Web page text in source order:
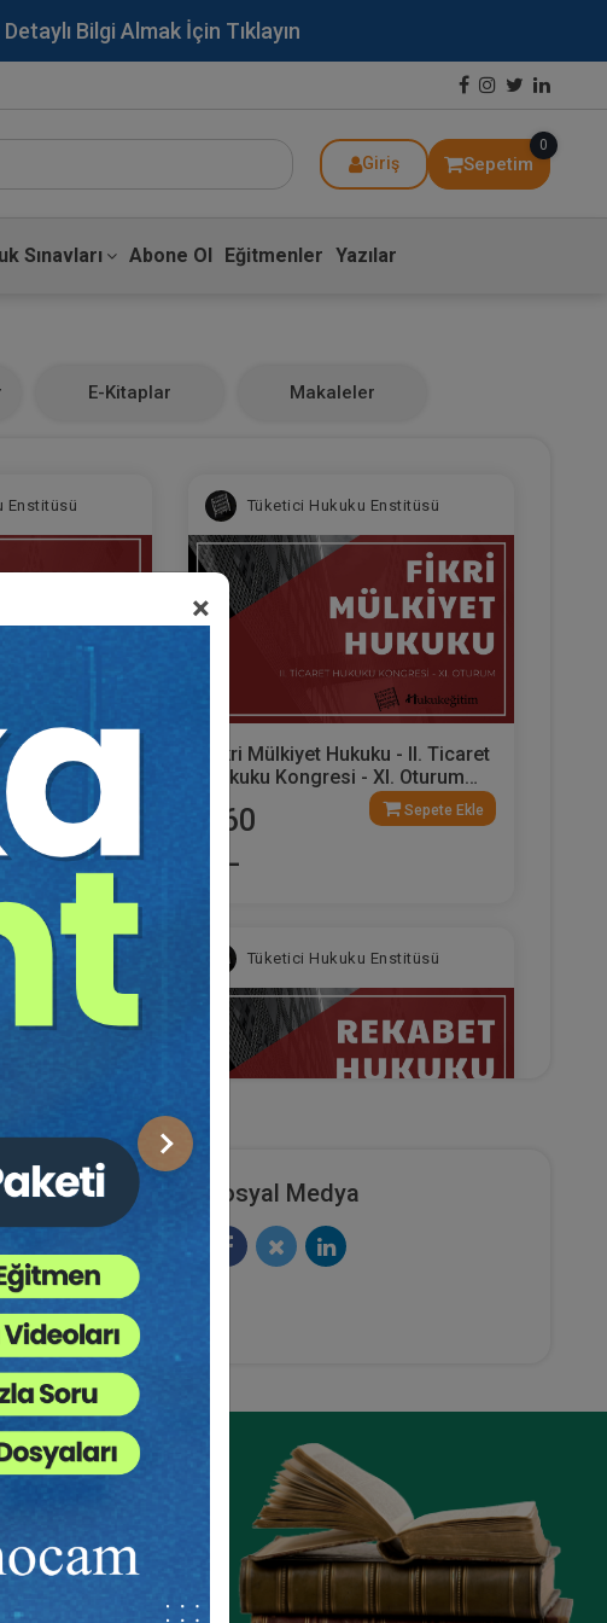
Bilgi Almak İçin Tıklayın
Giriş Sepetim
0
Sınavları Abone Ol Eğitmenler Yazılar
×
Sonraki
E-Kitaplar Makaleler
Enstitüsü
- II. Ticaret
X. Oturum
Sepete Ekle
Tüketici Hukuku Enstitüsü
Fikri Mülkiyet Hukuku - II. Ticaret
Hukuku Kongresi - XI. Oturum
360
TL
Sepete Ekle
Enstitüsü
VIII. Oturum
Sepete Ekle
Tüketici Hukuku Enstitüsü
Rekabet Hukuku - II. Ticaret
Hukuku Kongresi - V. Oturum
Video Kaydı
360
Enstitüsü Tüketici Hukuku Enstitüsü
Sosyal Medya
size